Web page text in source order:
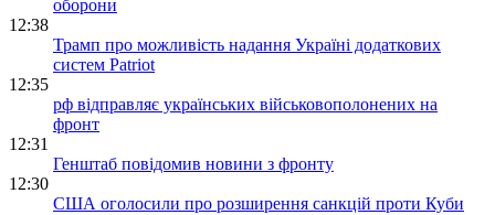
оборони
12:38
Трамп про можливість надання Україні додаткових
систем Patriot
12:35
рф відправляє українських військовополонених на
фронт
12:31
Генштаб повідомив новини з фронту
12:30
США оголосили про розширення санкцій проти Куби